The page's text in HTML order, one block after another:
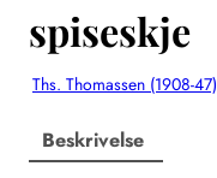
spiseskje
Ths. Thomassen (1908-47)
Beskrivelse